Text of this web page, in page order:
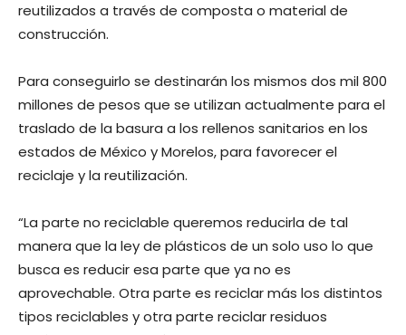
reutilizados a través de composta o material de
construcción.
Para conseguirlo se destinarán los mismos dos mil 800
millones de pesos que se utilizan actualmente para el
traslado de la basura a los rellenos sanitarios en los
estados de México y Morelos, para favorecer el
reciclaje y la reutilización.
“La parte no reciclable queremos reducirla de tal
manera que la ley de plásticos de un solo uso lo que
busca es reducir esa parte que ya no es
aprovechable. Otra parte es reciclar más los distintos
tipos reciclables y otra parte reciclar residuos